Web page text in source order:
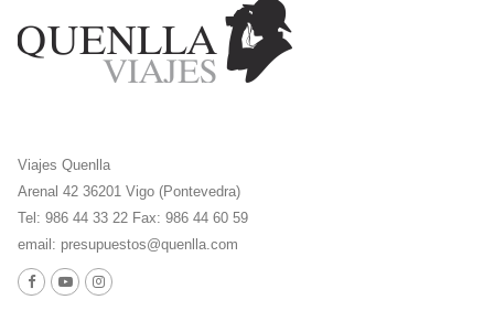
Viajes Quenlla
Arenal 42 36201 Vigo (Pontevedra)
Tel: 986 44 33 22 Fax: 986 44 60 59
email: presupuestos@quenlla.com